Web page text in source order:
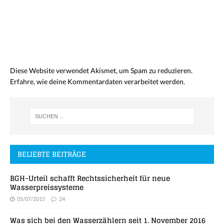
Diese Website verwendet Akismet, um Spam zu reduzieren.
Erfahre, wie deine Kommentardaten verarbeitet werden.
BELIEBTE BEITRÄGE
BGH-Urteil schafft Rechtssicherheit für neue
Wasserpreissysteme
05/07/2015 24
Was sich bei den Wasserzählern seit 1. November 2016